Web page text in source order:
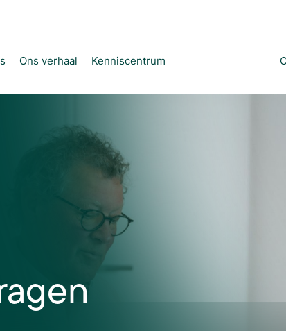
Ons verhaal Kenniscentrum